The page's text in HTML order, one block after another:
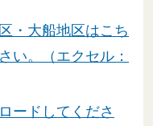
・大船地区はこち
い。（エクセル：
ードしてくださ